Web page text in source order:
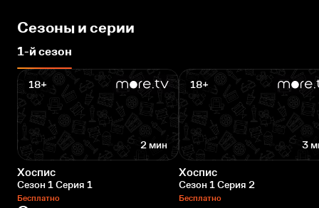
Сезоны и серии
1-й сезон
18+
2 мин
Хоспис
Сезон 1 Серия 1
Бесплатно
18+
3
Хоспис
Сезон 1 Серия 2
Бесплатно